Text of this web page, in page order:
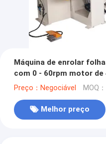
Máquina de enrolar
com 0 - 60rpm motor de
folha de 200mm
Preço：Negociável MOQ
Melhor preço